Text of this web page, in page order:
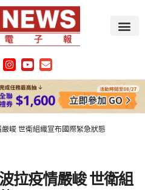
峻 世衛組織宣布國際緊急狀態
拉疫情嚴峻 世衛組